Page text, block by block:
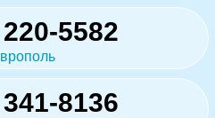
5582
8136